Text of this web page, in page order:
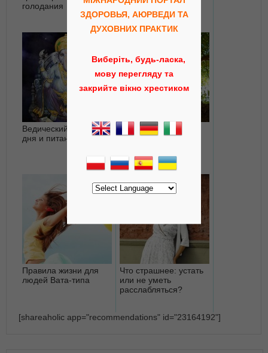
голодания
времени приема
пищи
Ведический режим
дня и питания
Ним – священное
дерево в Аюрведе –
очищает кровь
Правила жизни для
людей Вата-типа
Что страшнее: устать
или не уметь
расслабляться?
[shareaholic app="recommendations" id="23164192"]
ЗДОРОВЬЯ, АЮРВЕДИ ТА
ДУХОВНИХ ПРАКТИК
Виберіть, будь-ласка,
мову перегляду та
закрийте вікно хрестиком